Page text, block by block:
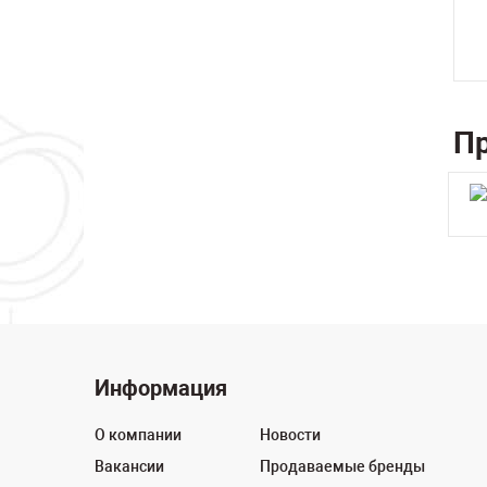
Информация
О компании
Вакансии
Новости
Продаваемые бренды